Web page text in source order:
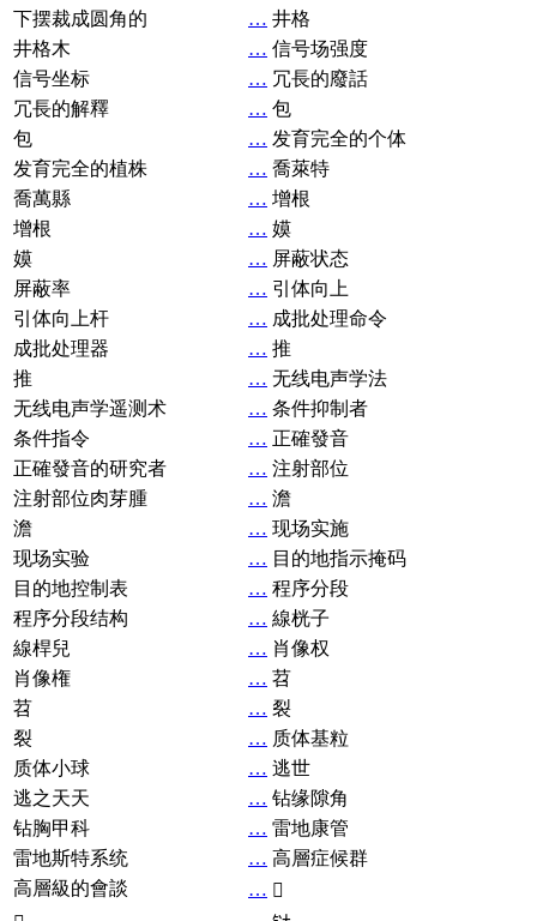
下摆裁成圆角的
… 井格
井格木
… 信号场强度
信号坐标
… 冗長的廢話
冗長的解釋
… 包
包
… 发育完全的个体
发育完全的植株
… 喬萊特
喬萬縣
… 增根
增根
… 嫫
嫫
… 屏蔽状态
屏蔽率
… 引体向上
引体向上杆
… 成批处理命令
成批处理器
… 推
推
… 无线电声学法
无线电声学遥测术
… 条件抑制者
条件指令
… 正確發音
正確發音的研究者
… 注射部位
注射部位肉芽腫
… 澹
澹
… 现场实施
现场实验
… 目的地指示掩码
目的地控制表
… 程序分段
程序分段结构
… 線桄子
線桿兒
… 肖像权
肖像権
… 苕
苕
… 裂
裂
… 质体基粒
质体小球
… 逃世
逃之天天
… 钻缘隙角
钻胸甲科
… 雷地康管
雷地斯特系统
… 高層症候群
高層級的會談
… 𧘞